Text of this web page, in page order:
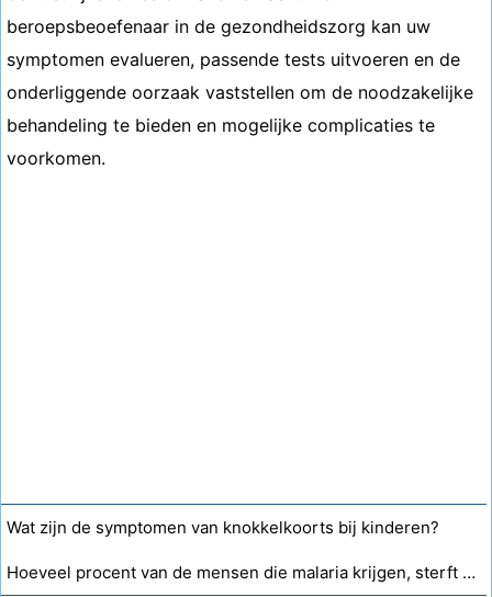
beroepsbeoefenaar in de gezondheidszorg kan uw
symptomen evalueren, passende tests uitvoeren en de
onderliggende oorzaak vaststellen om de noodzakelijke
behandeling te bieden en mogelijke complicaties te
voorkomen.
Wat zijn de symptomen van knokkelkoorts bij kinderen?
Hoeveel procent van de mensen die malaria krijgen, sterft eraan?